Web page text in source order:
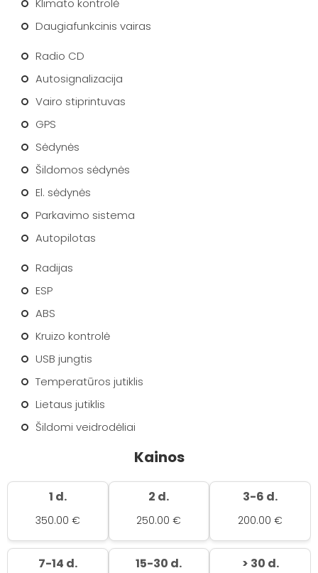
Klimato kontrolė
Daugiafunkcinis vairas
Radio CD
Autosignalizacija
Vairo stiprintuvas
GPS
Sėdynės
Šildomos sėdynės
El. sėdynės
Parkavimo sistema
Autopilotas
Radijas
ESP
ABS
Kruizo kontrolė
USB jungtis
Temperatūros jutiklis
Lietaus jutiklis
Šildomi veidrodėliai
Kainos
1 d.
350.00 €
2 d.
250.00 €
3-6 d.
200.00 €
7-14 d. 15-30 d. > 30 d.